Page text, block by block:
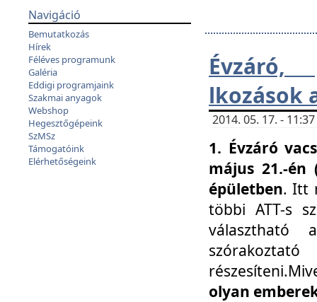
Navigáció
Bemutatkozás
Hírek
Féléves programunk
Galéria
Eddigi programjaink
Szakmai anyagok
Webshop
Hegesztőgépeink
SzMSz
Támogatóink
Elérhetőségeink
Évzáró,
lkozások
2014. 05. 17. -
1. Évzáró
május 21.-én
épületben. Itt
többi ATT-s
választható
olyan